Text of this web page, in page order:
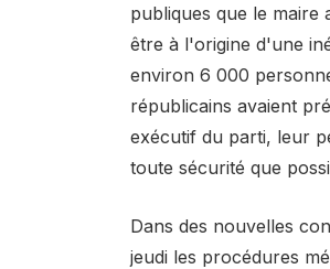
publiques que le maire
être à l'origine d'une
environ 6 000
républicains avaient
exécutif du parti, leur
toute sécurité que
Dans des nouvelles
jeudi les procédures